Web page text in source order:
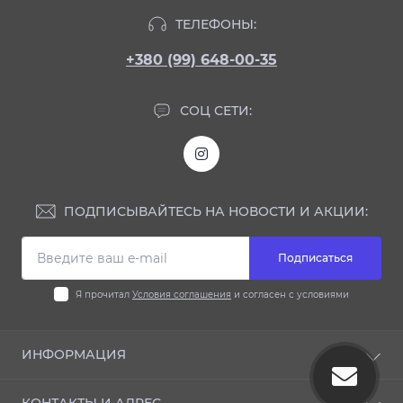
ТЕЛЕФОНЫ:
+380 (99) 648-00-35
СОЦ СЕТИ:
ПОДПИСЫВАЙТЕСЬ НА НОВОСТИ И АКЦИИ:
Подписаться
Я прочитал Условия соглашения и согласен с условиями
ИНФОРМАЦИЯ